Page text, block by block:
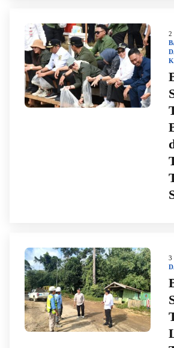
2
3